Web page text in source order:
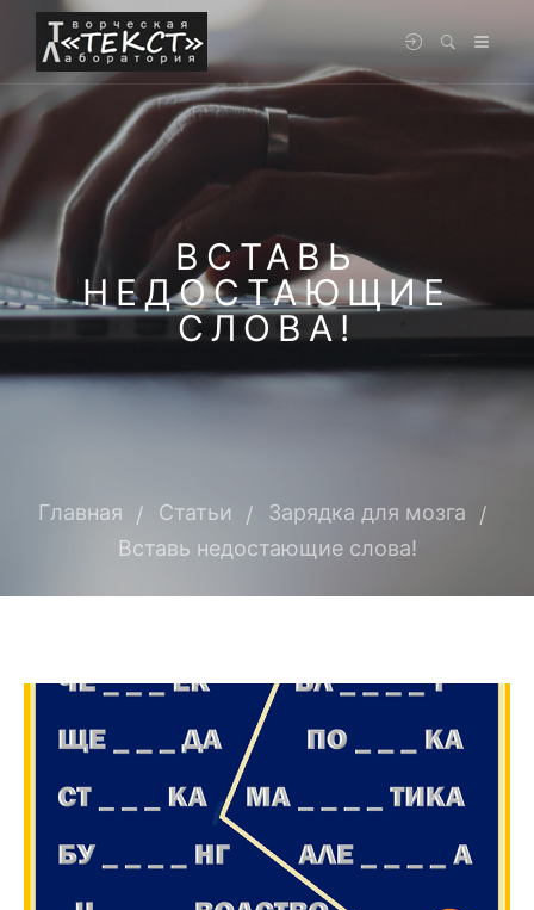
ВСТАВЬ
НЕДОСТАЮЩИЕ
СЛОВА!
Главная Статьи
Зарядка для мозга
Вставь недостающие слова!